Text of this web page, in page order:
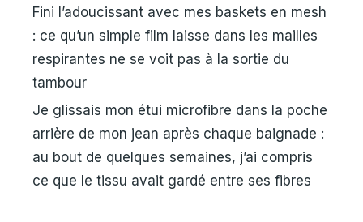
Fini l’adoucissant avec mes baskets en mesh
: ce qu’un simple film laisse dans les mailles
respirantes ne se voit pas à la sortie du
tambour
Je glissais mon étui microfibre dans la poche
arrière de mon jean après chaque baignade :
au bout de quelques semaines, j’ai compris
ce que le tissu avait gardé entre ses fibres